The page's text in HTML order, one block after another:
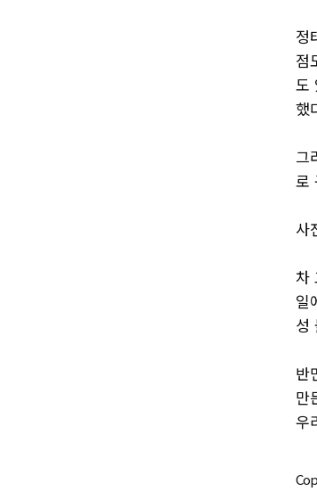
정
점
도
했
그
로
사
차
일
성
반
만
우